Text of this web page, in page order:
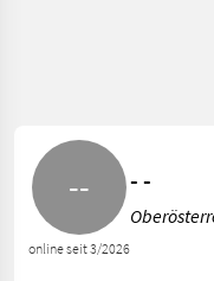
online seit 3/2026
- -